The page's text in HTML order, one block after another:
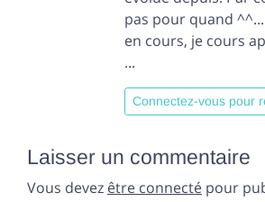
pas pour quand
en cours, je cours
...
Connectez-vous pour
Laisser un commentaire
Vous devez être connecté pour